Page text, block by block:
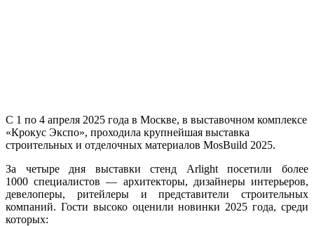
С 1 по 4 апреля 2025 года в Москве, в выставочном комплексе
«Крокус Экспо», проходила крупнейшая выставка
строительных и отделочных материалов MosBuild 2025.
За четыре дня выставки стенд Arlight посетили более
1000 специалистов — архитекторы, дизайнеры интерьеров,
девелоперы, ритейлеры и представители строительных
компаний. Гости высоко оценили новинки 2025 года, среди
которых: